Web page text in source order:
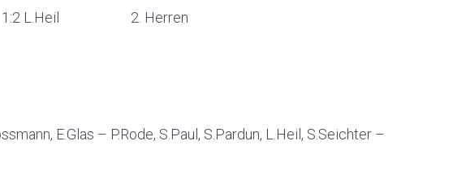
1:2 L.Heil 2. Herren
E.Glas – P.Rode, S.Paul, S.Pardun, L.Heil, S.Seichter –